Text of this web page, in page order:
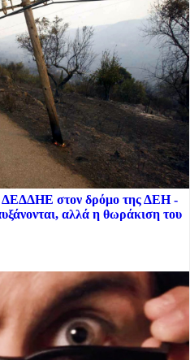
ΔΕΔΔΗΕ στον δρόμο της ΔΕΗ -
αλλά η θωράκιση του